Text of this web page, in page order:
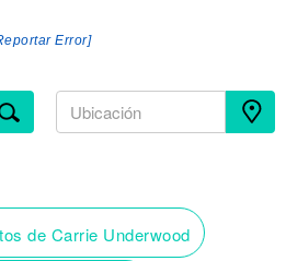
Error]
de Carrie Underwood